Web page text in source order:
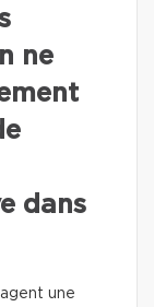
ne
dans
une